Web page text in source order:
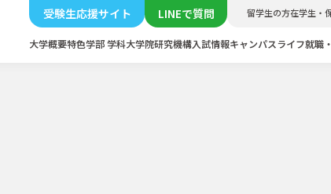
受験生応援サイト LINEで質問 留学生の方在学生・
大学概要特色学部 学科大学院研究機構入試情報キャンパスライフ就職